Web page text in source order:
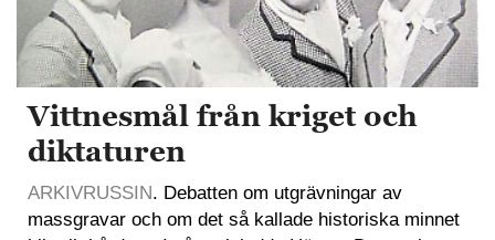
Vittnesmål från kriget och
diktaturen
ARKIVRUSSIN. Debatten om utgrävningar av
massgravar och om det så kallade historiska minnet